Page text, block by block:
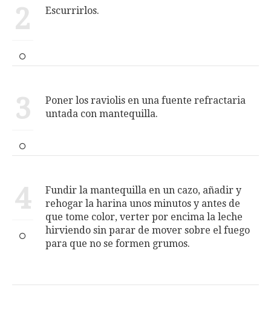
2 Escurrirlos.
3
Poner los raviolis en una fuente refractaria
untada con mantequilla.
4
Fundir la mantequilla en un cazo, añadir y
rehogar la harina unos minutos y antes de
que tome color, verter por encima la leche
hirviendo sin parar de mover sobre el fuego
para que no se formen grumos.